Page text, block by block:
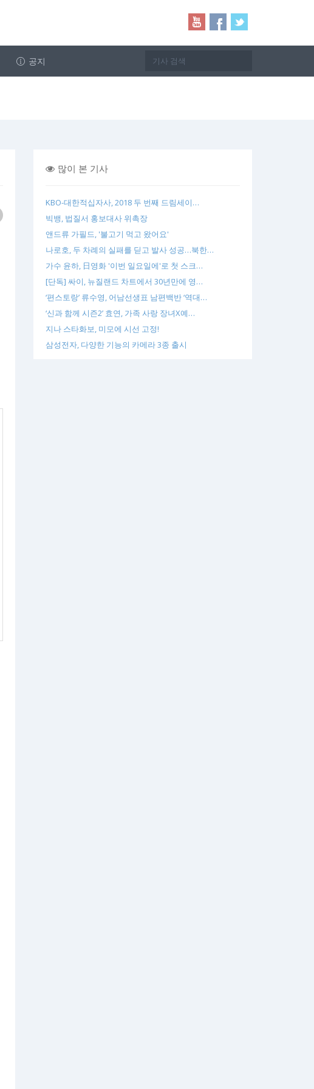
공지
많이 본 기사
KBO-대한적십자사, 2018 두 번째 드림세이…
빅뱅, 법질서 홍보대사 위촉장
앤드류 가필드, '불고기 먹고 왔어요'
나로호, 두 차례의 실패를 딛고 발사 성공…북한…
가수 윤하, 日영화 '이번 일요일에'로 첫 스크…
[단독] 싸이, 뉴질랜드 차트에서 30년만에 영…
‘편스토랑’ 류수영, 어남선생표 남편백반 ‘역대…
‘신과 함께 시즌2’ 효연, 가족 사랑 장녀X예…
지나 스타화보, 미모에 시선 고정!
삼성전자, 다양한 기능의 카메라 3종 출시